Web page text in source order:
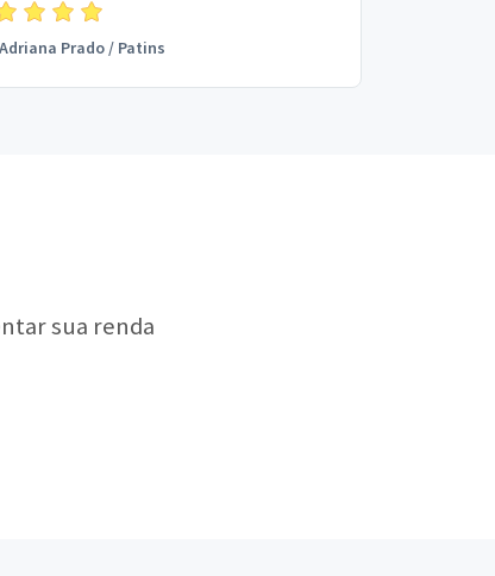
Adriana Prado/ Patins
sua renda